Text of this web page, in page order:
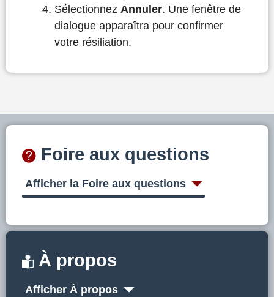
Sélectionnez Annuler. Une fenêtre de
dialogue apparaîtra pour confirmer
votre résiliation.
Foire aux questions
Afficher la Foire aux questions
À propos
Afficher À propos